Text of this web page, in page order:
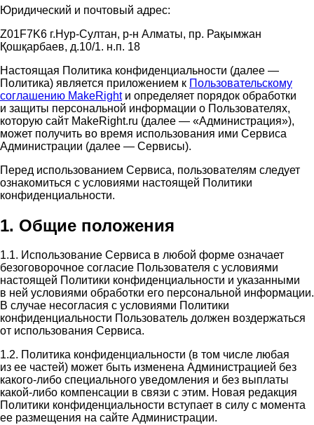
Юридический и почтовый адрес:
Z01F7K6 г.Нур-Султан, р-н Алматы, пр. Рақымжан
Қошқарбаев, д.10/1. н.п. 18
Настоящая Политика конфиденциальности (далее —
Политика) является приложением к Пользовательскому
соглашению MakeRightи определяет порядок обработки
и защиты персональной информации о Пользователях,
которую сайт MakeRight.ru (далее — «Администрация»),
может получить во время использования ими Cервиса
Администрации (далее — Сервисы).
Перед использованием Сервиса, пользователям следует
ознакомиться с условиями настоящей Политики
конфиденциальности.
1. Общие положения
1.1. Использование Сервиса в любой форме означает
безоговорочное согласие Пользователя с условиями
настоящей Политики конфиденциальности и указанными
в ней условиями обработки его персональной информации.
В случае несогласия с условиями Политики
конфиденциальности Пользователь должен воздержаться
от использования Сервиса.
1.2. Политика конфиденциальности (в том числе любая
из ее частей) может быть изменена Администрацией без
какого-либо специального уведомления и без выплаты
какой-либо компенсации в связи с этим. Новая редакция
Политики конфиденциальности вступает в силу с момента
ее размещения на сайте Администрации.